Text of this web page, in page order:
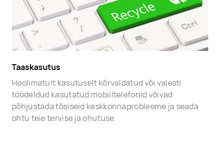
Taaskasutus
Hoolimatult kasutuselt kõrvaldatud või valesti
töödeldud kasutatud mobiiltelefonid võivad
põhjustada tõsiseid keskkonnaprobleeme ja seada
ohtu teie tervise ja ohutuse.